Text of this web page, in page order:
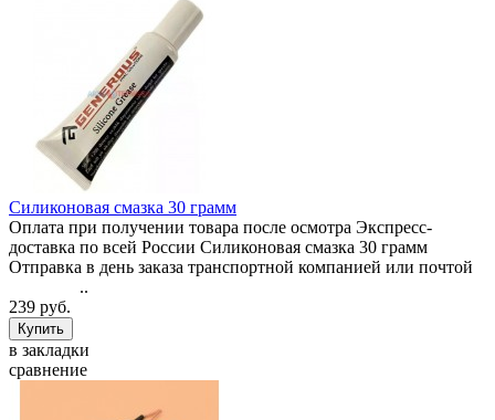
Силиконовая смазка 30 грамм
Оплата при получении товара после осмотра Экспресс-
доставка по всей России Силиконовая смазка 30 грамм
Отправка в день заказа транспортной компанией или почтой
..
239 руб.
в закладки
сравнение